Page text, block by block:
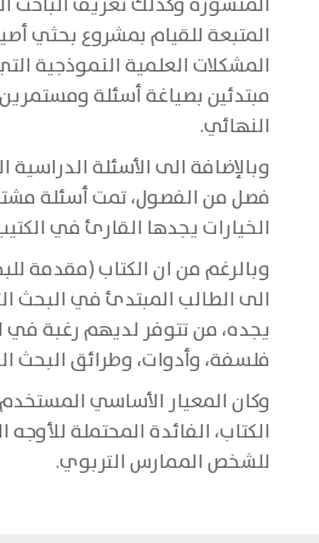
المتبعة للقيام بمشروع بحثي
المشكلات العلمية النموذجية
مبتدئين بصياغة أسئلة ومستمرين
النهائي.
وبالإضافة الى الأسئلة
فصل من الفصول، تمت أسئلة
الخيارات يجدها القارئ في
وبالرغم من ان الكتاب (مقدمة
الى الطالب المبتدئ في البحث
يجده، من تتوفر لديهم رغبة في
فلسفة، وأدوات، وطرائق البحث
وكان المعيار الأساسي
الكتاب، الفائدة المحتملة
للشخص الممارس التربوي.